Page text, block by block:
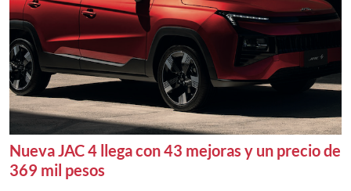
Nueva JAC 4 llega con 43 mejoras y un precio de
369 mil pesos